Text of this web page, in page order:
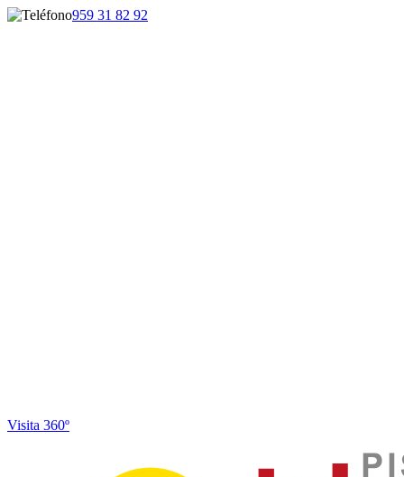
959 31 82 92
Visita 360º